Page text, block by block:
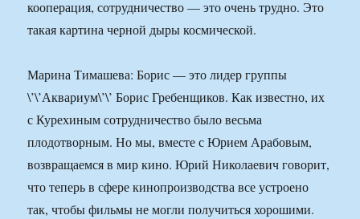
кооперация, сотрудничество — это очень трудно. Это
такая картина черной дыры космической.
Марина Тимашева: Борис — это лидер группы
\’\’Аквариум\’\’ Борис Гребенщиков. Как известно, их
с Курехиным сотрудничество было весьма
плодотворным. Но мы, вместе с Юрием Арабовым,
возвращаемся в мир кино. Юрий Николаевич говорит,
что теперь в сфере кинопроизводства все устроено
так, чтобы фильмы не могли получиться хорошими.